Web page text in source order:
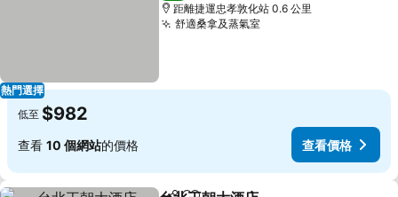
熱門選擇
距離捷運忠孝敦化站 0.6 公里
舒適桑拿及蒸氣室查看價格
低至 $982
查看 10 個網站的價格 查看價格